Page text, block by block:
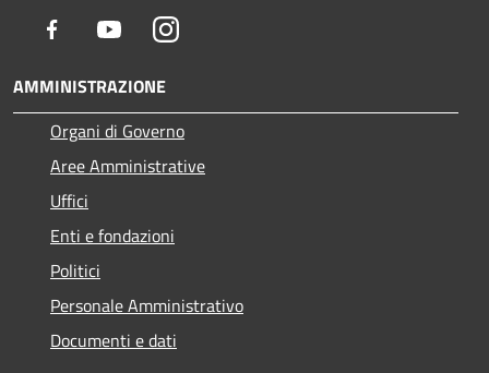
Facebook YoutubeInstagram
AMMINISTRAZIONE
Organi di Governo
Aree Amministrative
Uffici
Enti e fondazioni
Politici
Personale Amministrativo
Documenti e dati